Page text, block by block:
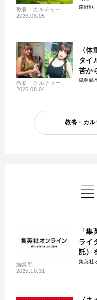
教養・カルチャー
2026.08.05
森野咲
教養・カルチャー
2026.08.04
〈
タイ
苦か
黒島暁
教養・カル
編集部
2025.10.31
「
ライ
託）
集英社